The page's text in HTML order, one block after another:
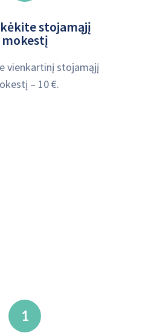
stojamąjį
mokestį
vienkartinį stojamąjį
– 10 €.
1